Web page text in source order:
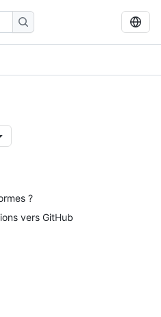
?
vers GitHub